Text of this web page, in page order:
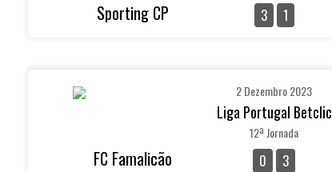
Sporting CP 3 1
FC Famalicão
2 Dezembro 2023
Liga Portugal Betclic
12ª Jornada
0 3